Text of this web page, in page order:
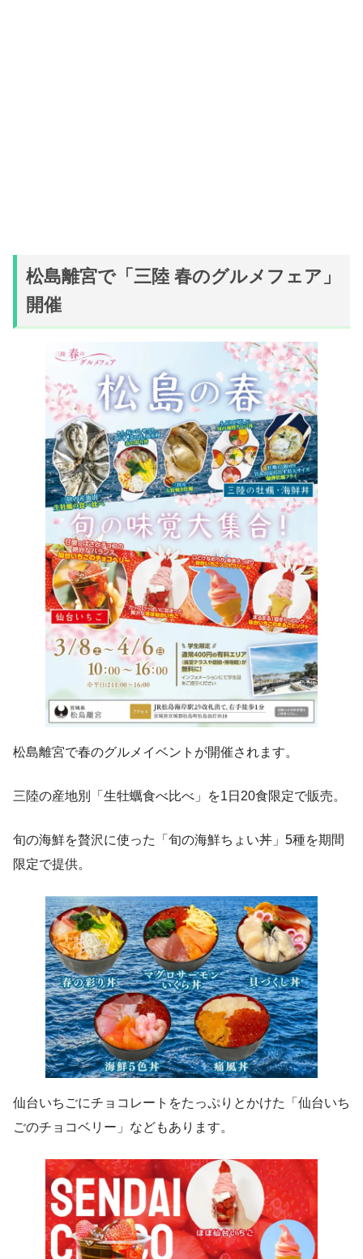
松島離宮で「三陸 春のグルメフェア」
開催
松島離宮で春のグルメイベントが開催されます。
三陸の産地別「生牡蠣食べ比べ」を1日20食限定で販売。
旬の海鮮を贅沢に使った「旬の海鮮ちょい丼」5種を期間
限定で提供。
仙台いちごにチョコレートをたっぷりとかけた「仙台いち
ごのチョコベリー」などもあります。